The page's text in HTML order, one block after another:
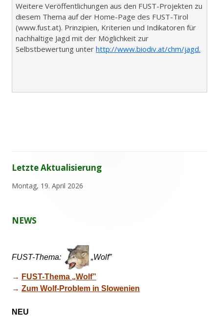
Weitere Veröffentlichungen aus den FUST-Projekten zu
diesem Thema auf der Home-Page des FUST-Tirol
(www.fust.at). Prinzipien, Kriterien und Indikatoren für
nachhaltige Jagd mit der Möglichkeit zur
Selbstbewertung unter http://www.biodiv.at/chm/jagd.
Haupt-
Sidebar
Letzte Aktualisierung
Montag, 19. April 2026
NEWS
FUST-Thema: „Wolf”
→ FUST-Thema „Wolf”
→ Zum Wolf-Problem in Slowenien
NEU